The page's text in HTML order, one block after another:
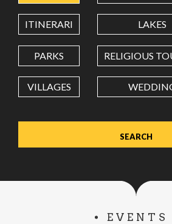
LONGITUDE
Value in decimal degrees. Use dot (.)
ITINERARI LAKES
PARKS RELIGIOUS
VILLAGES
EVENTS